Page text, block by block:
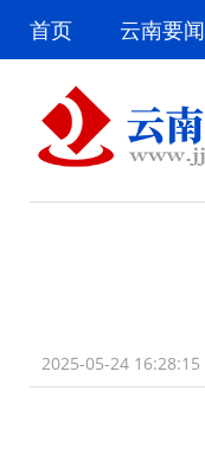
首页 云南要闻
2025-05-24 16:28:15